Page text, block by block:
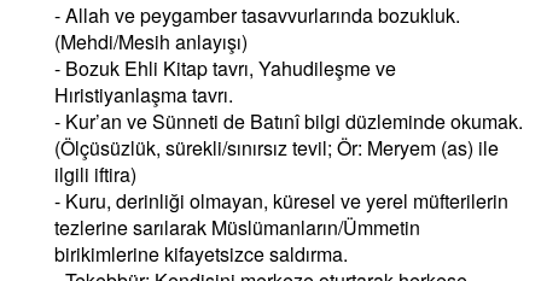
- Allah ve peygamber tasavvurlarında bozukluk.
(Mehdi/Mesih anlayışı)
- Bozuk Ehli Kitap tavrı, Yahudileşme ve
Hıristiyanlaşma tavrı.
- Kur’an ve Sünneti de Batınî bilgi düzleminde okumak.
(Ölçüsüzlük, sürekli/sınırsız tevil; Ör: Meryem (as) ile
ilgili iftira)
- Kuru, derinliği olmayan, küresel ve yerel müfterilerin
tezlerine sarılarak Müslümanların/Ümmetin
birikimlerine kifayetsizce saldırma.